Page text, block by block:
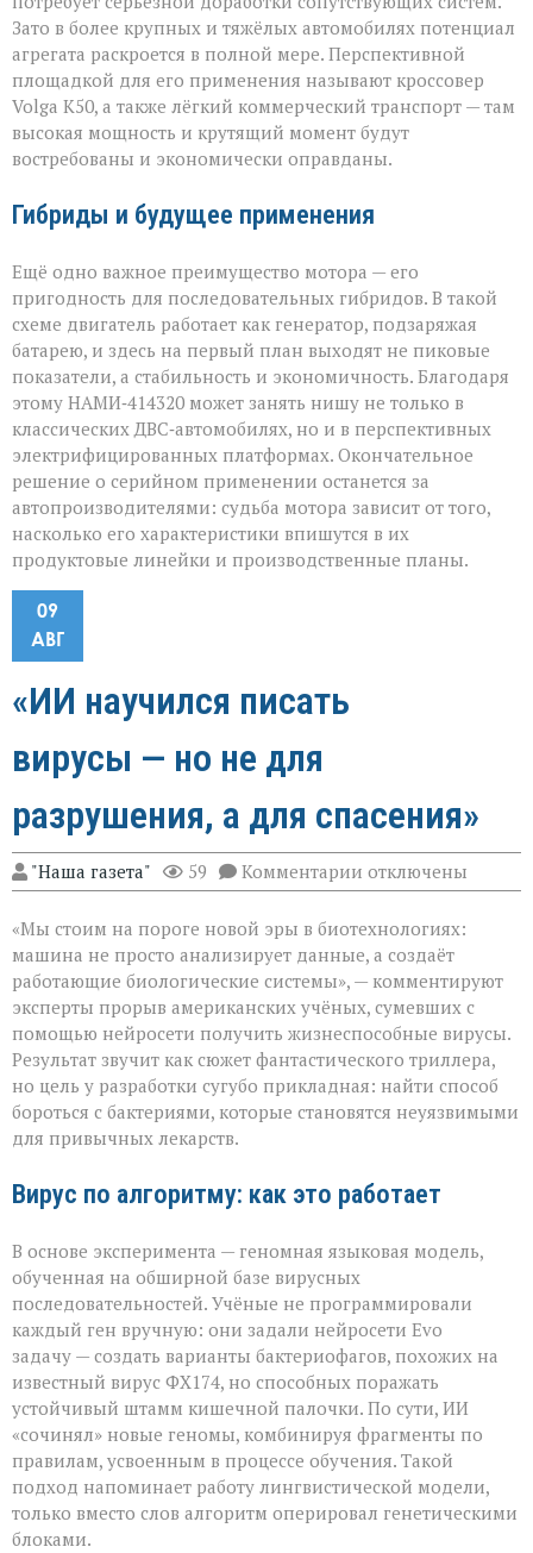
Зато в более крупных и тяжёлых автомобилях потенциал
агрегата раскроется в полной мере. Перспективной
площадкой для его применения называют кроссовер
Volga К50, а также лёгкий коммерческий транспорт — там
высокая мощность и крутящий момент будут
востребованы и экономически оправданы.
Гибриды и будущее применения
Ещё одно важное преимущество мотора — его
пригодность для последовательных гибридов. В такой
схеме двигатель работает как генератор, подзаряжая
батарею, и здесь на первый план выходят не пиковые
показатели, а стабильность и экономичность. Благодаря
этому НАМИ‑414320 может занять нишу не только в
классических ДВС‑автомобилях, но и в перспективных
электрифицированных платформах. Окончательное
решение о серийном применении останется за
автопроизводителями: судьба мотора зависит от того,
насколько его характеристики впишутся в их
продуктовые линейки и производственные планы.
09
АВГ
«ИИ научился писать
вирусы — но не для
разрушения, а для спасения»
"Наша газета" 59 Комментарии к
записи
научился
писать
вирусы — но
не
для
разрушения,
а
для
спасения»
отключены
«Мы стоим на пороге новой эры в биотехнологиях:
машина не просто анализирует данные, а создаёт
работающие биологические системы», — комментируют
эксперты прорыв американских учёных, сумевших с
помощью нейросети получить жизнеспособные вирусы.
Результат звучит как сюжет фантастического триллера,
но цель у разработки сугубо прикладная: найти способ
бороться с бактериями, которые становятся неуязвимыми
для привычных лекарств.
Вирус по алгоритму: как это работает
В основе эксперимента — геномная языковая модель,
обученная на обширной базе вирусных
последовательностей. Учёные не программировали
каждый ген вручную: они задали нейросети Evo
задачу — создать варианты бактериофагов, похожих на
известный вирус ФХ174, но способных поражать
устойчивый штамм кишечной палочки. По сути, ИИ
«сочинял» новые геномы, комбинируя фрагменты по
правилам, усвоенным в процессе обучения. Такой
подход напоминает работу лингвистической модели,
только вместо слов алгоритм оперировал генетическими
блоками.